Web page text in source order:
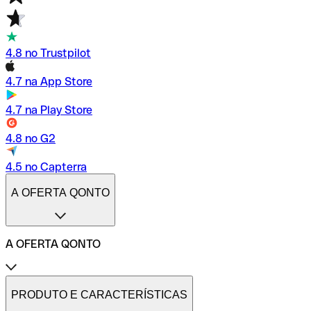
4.8 no Trustpilot
4.7 na App Store
4.7 na Play Store
4.8 no G2
4.5 no Capterra
A OFERTA QONTO
A OFERTA QONTO
Tarifas
Conta profissional online
PRODUTO E CARACTERÍSTICAS